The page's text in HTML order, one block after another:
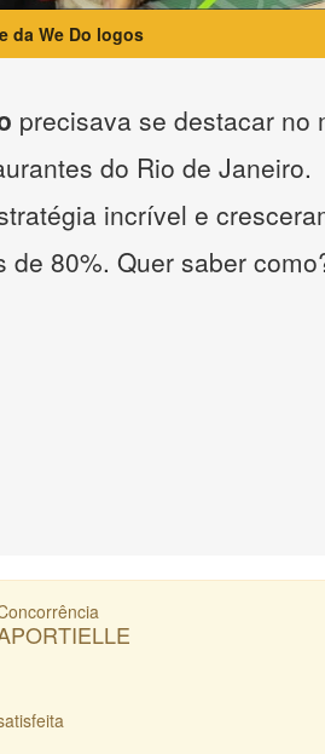
da We Do logos
precisava se destacar no
do Rio de Janeiro.
incrível e
de 80%. Quer saber